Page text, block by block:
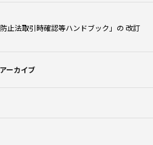
止法取引時確認等ハンドブック」の 改訂
アーカイブ